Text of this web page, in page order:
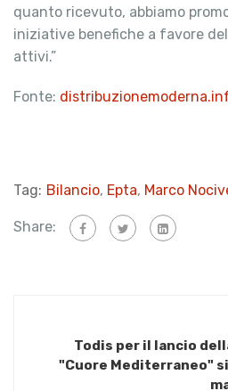
quanto ricevuto, abbiamo
iniziative benefiche a favore
attivi.”
Fonte:
Tag: Bilancio, Epta, Marco
Share:
Todis per il lancio
"Cuore Mediterraneo"